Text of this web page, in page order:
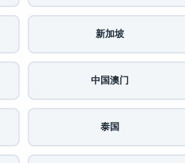
新加坡
中国澳门
泰国